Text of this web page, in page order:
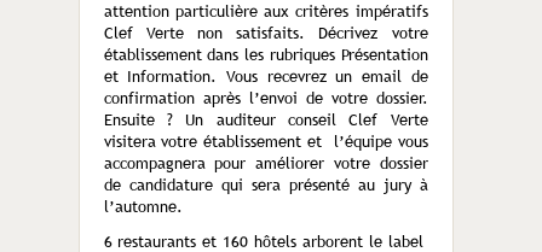
attention particulière aux critères impératifs
Clef Verte non satisfaits. Décrivez votre
établissement dans les rubriques Présentation
et Information. Vous recevrez un email de
confirmation après l’envoi de votre dossier.
Ensuite ? Un auditeur conseil Clef Verte
visitera votre établissement et l’équipe vous
accompagnera pour améliorer votre dossier
de candidature qui sera présenté au jury à
l’automne.
6 restaurants et 160 hôtels arborent le label